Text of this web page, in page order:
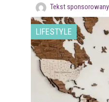
Tekst sponsorowany
LIFESTYLE